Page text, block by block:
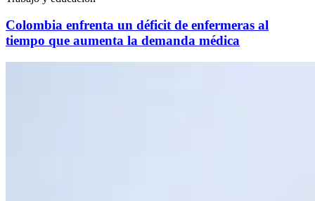
Colombia enfrenta un déficit de enfermeras al
tiempo que aumenta la demanda médica